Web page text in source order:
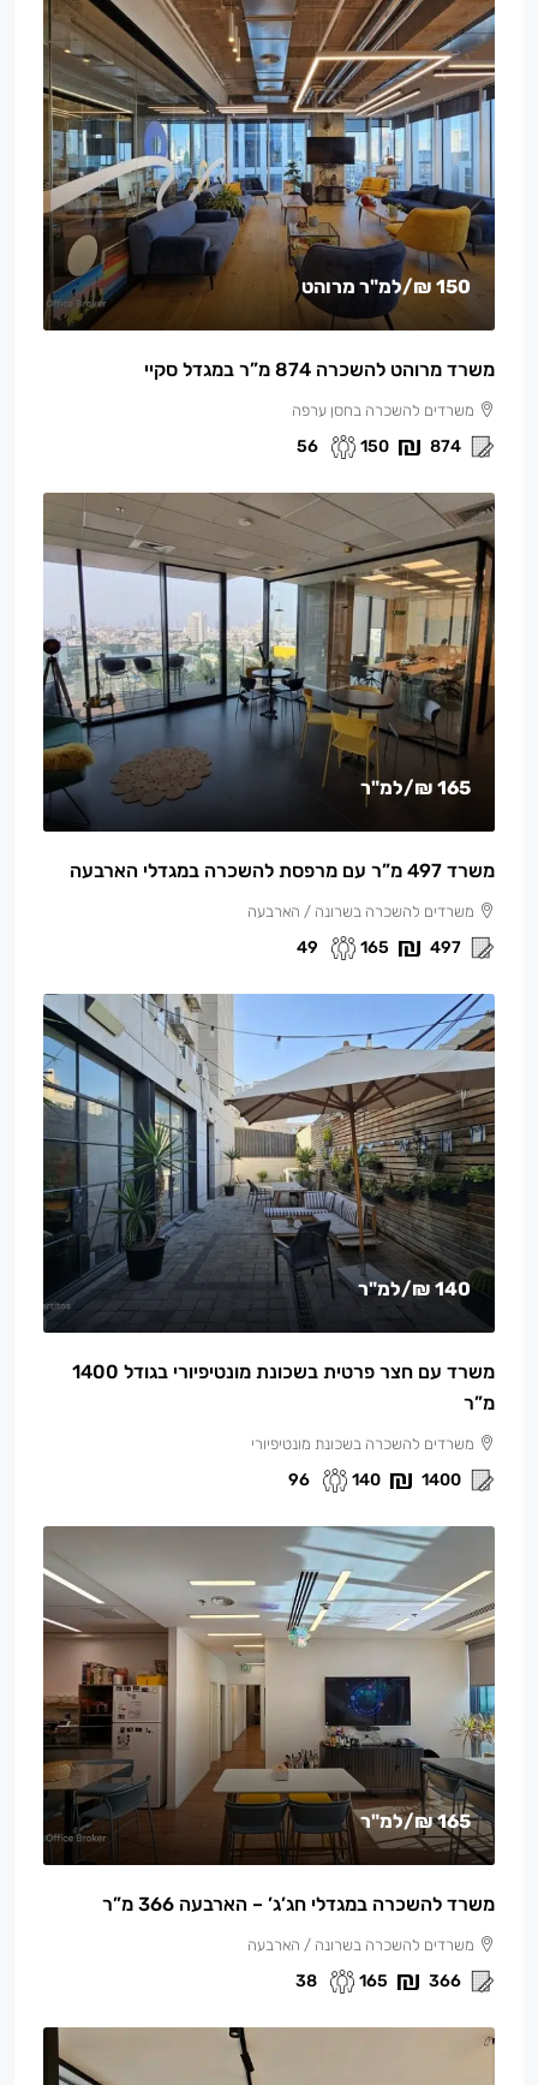
150 ₪ /למ"ר מרוהט
משרד מרוהט להשכרה 874 מ”ר במגדל סקיי
משרדים להשכרה בחסן ערפה
874
150
56
165 ₪ /למ"ר
משרד 497 מ”ר עם מרפסת להשכרה במגדלי הארבעה
משרדים להשכרה בשרונה / הארבעה
497
165
49
140 ₪ /למ"ר
משרד עם חצר פרטית בשכונת מונטיפיורי בגודל 1400
מ”ר
משרדים להשכרה בשכונת מונטיפיורי
1400
140
96
165 ₪ /למ"ר
משרד להשכרה במגדלי חג’ג’ – הארבעה 366 מ”ר
משרדים להשכרה בשרונה / הארבעה
366
165
38